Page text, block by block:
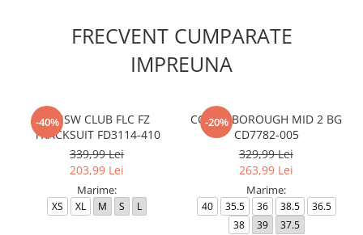
FRECVENT CUMPARATE
IMPREUNA
-40%
K NSW CLUB FLC FZ
TRACKSUIT FD3114-410
339,99 Lei
203,99 Lei
Marime:
XS XL M S L
-20%
COURT BOROUGH MID 2 BG
CD7782-005
329,99 Lei
263,99 Lei
Marime:
40 35.5 36 38.5
36.5
38
39 37.5